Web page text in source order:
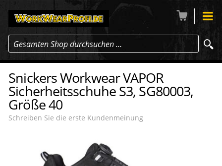
Gesamten Shop durchsuchen …
Snickers Workwear VAPOR
Sicherheitsschuhe S3, SG80003,
Größe 40
Schreiben Sie die erste Kundenmeinung